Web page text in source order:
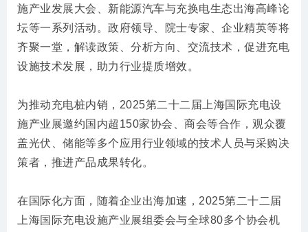
施产业发展大会、新能源汽车与充换电生态出海高峰论
坛等一系列活动。政府领导、院士专家、企业精英等将
齐聚一堂，解读政策、分析方向、交流技术，促进充电
设施技术发展，助力行业提质增效。
为推动充电桩内销，2025第二十二届上海国际充电设
施产业展邀约国内超150家协会、商会等合作，观众覆
盖光伏、储能等多个应用行业领域的技术人员与采购决
策者，推进产品成果转化。
在国际化方面，随着企业出海加速，2025第二十二届
上海国际充电设施产业展组委会与全球80多个协会机